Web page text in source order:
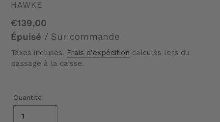
DISTRIBUTEUR
HAWKE
Prix
normal
€139,00
Épuisé / Sur commande
Taxes incluses. Frais d'expédition calculés lors du
passage à la caisse.
Quantité